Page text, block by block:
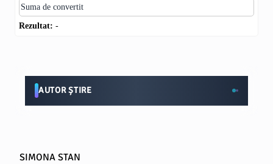
Rezultat: -
AUTOR ȘTIRE
SIMONA STAN